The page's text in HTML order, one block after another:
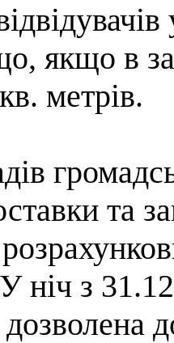
якщо в
метрів.
та
ніч з